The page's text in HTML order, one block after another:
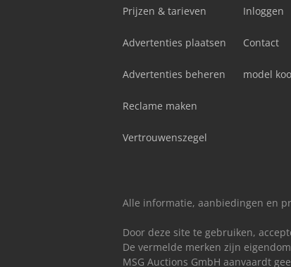
Prijzen & tarieven
Advertenties plaatsen
Advertenties beheren
Reclame maken
Vertrouwenszegel
Inloggen
Contact
model
Alle informatie, aanbiedingen en
Door deze site te gebruiken,
De vermelde merken zijn
MSG Auctions GmbH aanvaardt